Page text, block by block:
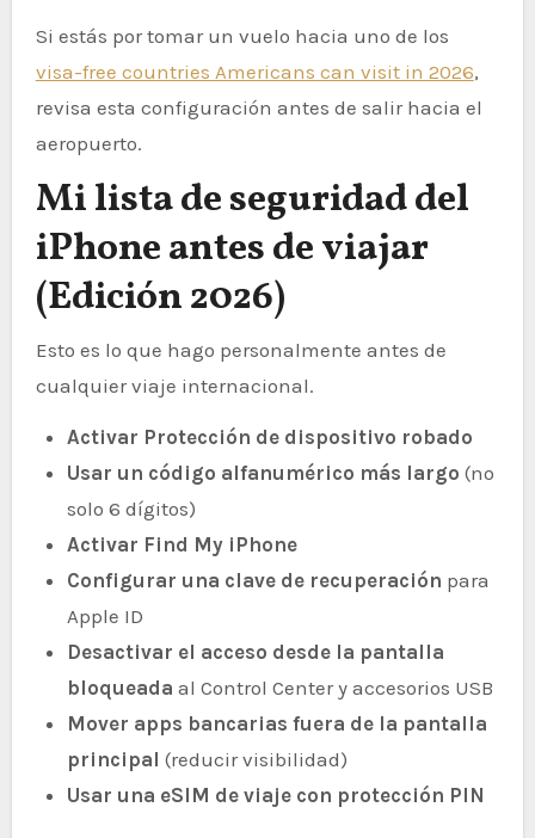
Si estás por tomar un vuelo hacia uno de los
visa-free countries Americans can visit in 2026,
revisa esta configuración antes de salir hacia el
aeropuerto.
Mi lista de seguridad del
iPhone antes de viajar
(Edición 2026)
Esto es lo que hago personalmente antes de
cualquier viaje internacional.
Activar Protección de dispositivo robado
Usar un código alfanumérico más largo (no
solo 6 dígitos)
Activar Find My iPhone
Configurar una clave de recuperación para
Apple ID
Desactivar el acceso desde la pantalla
bloqueada al Control Center y accesorios USB
Mover apps bancarias fuera de la pantalla
principal (reducir visibilidad)
Usar una eSIM de viaje con protección PIN